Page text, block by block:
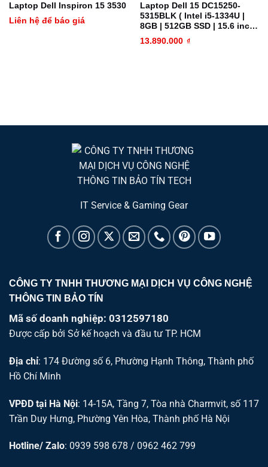
Laptop Dell Inspiron 15 3530
Liên hệ để báo giá
Laptop Dell 15 DC15250-
5315BLK ( Intel i5-1334U |
8GB | 512GB SSD | 15.6 inch
FHD | Cảm ứng WIN11 Bản
Quyền | CARBON BLACK )
13.890.000 ₫
IT Service & Gaming Gear
CÔNG TY TNHH THƯƠNG MẠI DỊCH VỤ CÔNG NGHỆ
THÔNG TIN BẢO TÍN
Mã số doanh nghiệp: 0312597180
Được cấp bởi Sở kế hoạch và đầu tư TP. HCM
Địa chỉ: 174 Đường số 6, Phường Hạnh Thông, Thành phố
Hồ Chí Minh
VPĐD tại Hà Nội: 14-15A, Tầng 7, Tòa nhà Charmvit, số 117
Trần Duy Hưng, Phường Yên Hòa, Thành phố Hà Nội
Hotline/ Zalo: 0939 598 678 / 0962 462 799